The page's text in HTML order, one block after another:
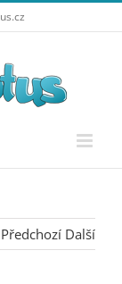
Předchozí Další